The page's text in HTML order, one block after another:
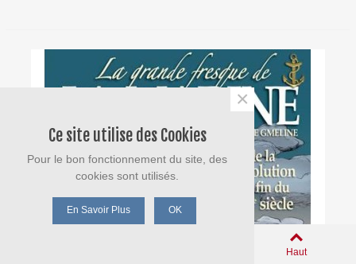
Haut
Ce site utilise des Cookies
Pour le bon fonctionnement du site, des
cookies sont utilisés.
En Savoir Plus OK
×